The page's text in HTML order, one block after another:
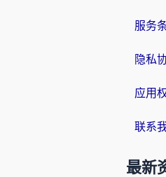
服务
隐私
应用
联系
最新